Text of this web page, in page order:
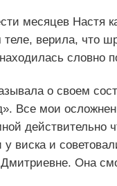
месяцев Настя
теле, верила, что
словно
о своем
Все мои
действительно
у виска и
Она